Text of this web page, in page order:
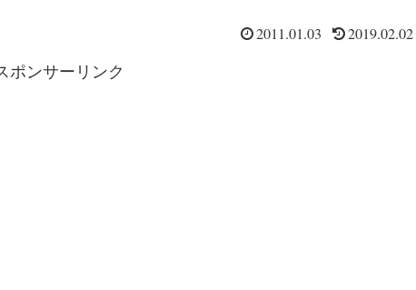
2011.01.03 2019.02.02
ポンサーリンク